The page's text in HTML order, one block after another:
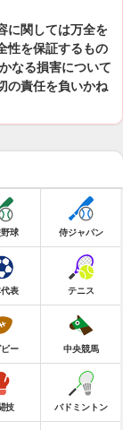
に関しては万全を
性を保証するもの
なる損害について
の責任を負いかね
球 侍ジャパン
代表 テニス
ー 中央競馬
技 バドミントン